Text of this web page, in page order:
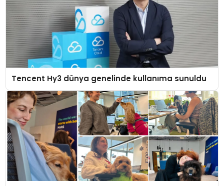
Tencent Hy3 dünya genelinde kullanıma sunuldu